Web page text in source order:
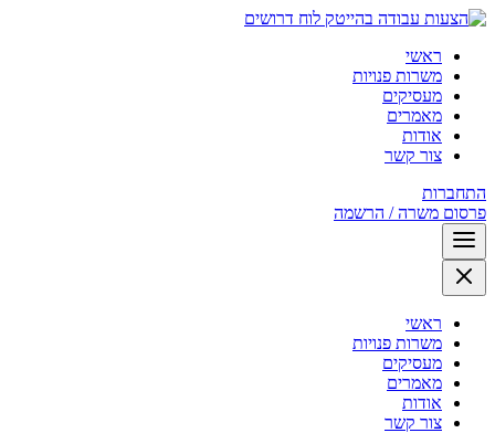
לוח דרושים
ראשי
משרות פנויות
מעסיקים
מאמרים
אודות
צור קשר
התחברות
פרסום משרה / הרשמה
ראשי
משרות פנויות
מעסיקים
מאמרים
אודות
צור קשר